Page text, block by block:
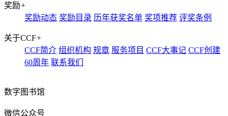
奖励+
奖励动态 奖励目录 历年获奖名单 奖项推荐 评奖条例
关于CCF+
CCF简介 组织机构 规章 服务项目 CCF大事记 CCF创建
60周年 联系我们
数字图书馆
微信公众号